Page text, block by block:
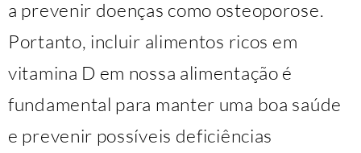
a prevenir doenças como osteoporose.
Portanto, incluir alimentos ricos em
vitamina D em nossa alimentação é
fundamental para manter uma boa saúde
e prevenir possíveis deficiências